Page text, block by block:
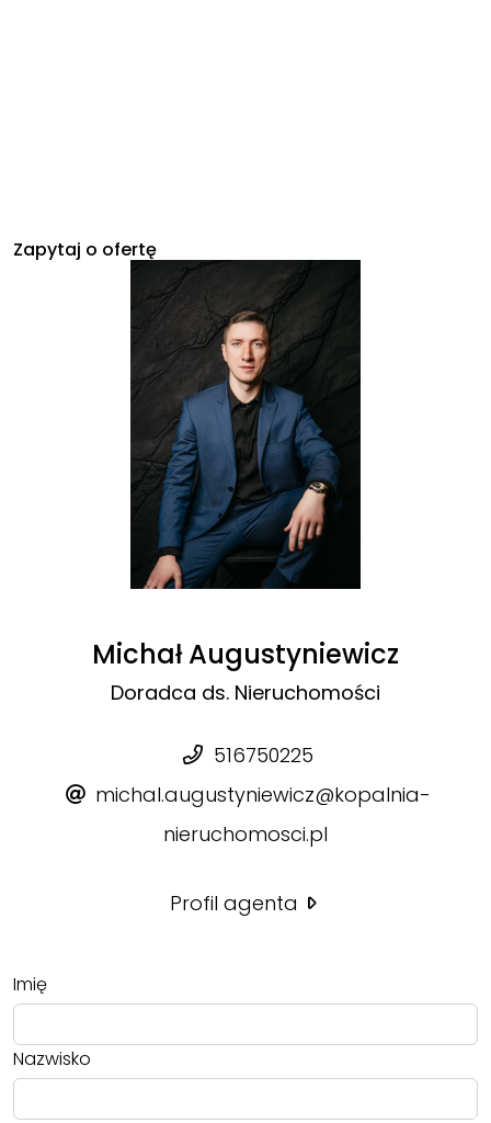
Zapytaj o ofertę
Michał Augustyniewicz
Doradca ds. Nieruchomości
516750225
michal.augustyniewicz@kopalnia-
nieruchomosci.pl
Profil agenta
Imię
Nazwisko